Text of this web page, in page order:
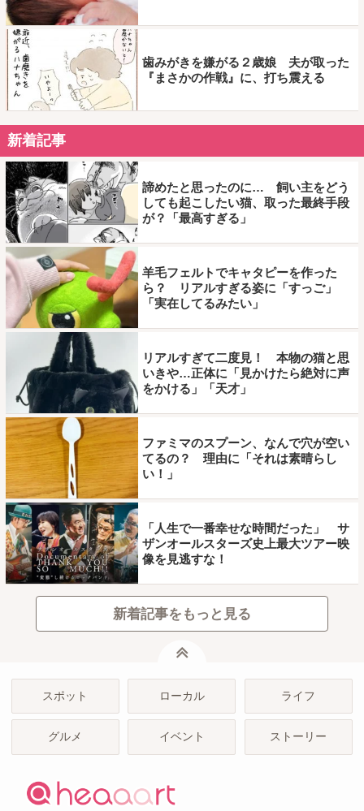
歯みがきを嫌がる２歳娘 夫が取った
『まさかの作戦』に、打ち震える
新着記事
諦めたと思ったのに… 飼い主をどう
しても起こしたい猫、取った最終手段
が？「最高すぎる」
羊毛フェルトでキャタピーを作った
ら？ リアルすぎる姿に「すっご」
「実在してるみたい」
リアルすぎて二度見！ 本物の猫と思
いきや…正体に「見かけたら絶対に声
をかける」「天才」
ファミマのスプーン、なんで穴が空い
てるの？ 理由に「それは素晴らし
い！」
「人生で一番幸せな時間だった」 サ
ザンオールスターズ史上最大ツアー映
像を見逃すな！
新着記事をもっと見る
スポット ローカル ライフ
グルメ イベント ストーリー